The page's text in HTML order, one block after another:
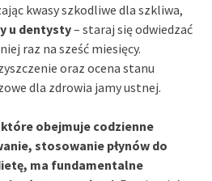
kwasy szkodliwe dla szkliwa,
u dentysty– staraj się odwiedzać
raz na sześć miesięcy.
oraz ocena stanu
dla zdrowia jamy ustnej.
obejmuje codzienne
stosowanie płynów do
ma fundamentalne